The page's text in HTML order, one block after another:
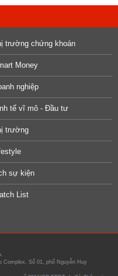
trường chứng khoán
Money
nghiệp
tế vĩ mô - Đầu tư
trường
sự kiện
List
Complex, Số 01, phố Nguyễn Huy